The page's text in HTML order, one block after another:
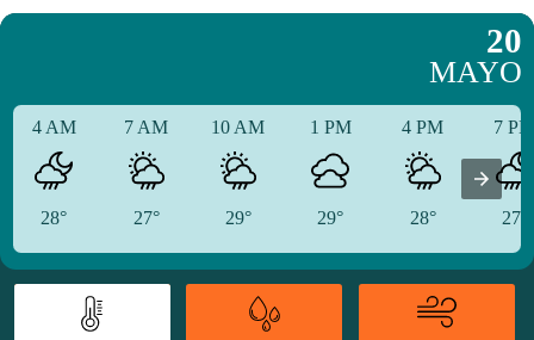
20
MAYO
4 AM
28°
7 AM
27°
10 AM
29°
1 PM
29°
4 PM
28°
7
27°